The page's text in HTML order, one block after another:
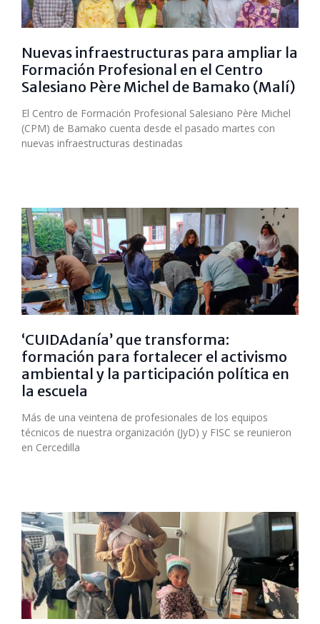
Nuevas infraestructuras para ampliar la
Formación Profesional en el Centro
Salesiano Père Michel de Bamako (Malí)
El Centro de Formación Profesional Salesiano Père Michel
(CPM) de Bamako cuenta desde el pasado martes con
nuevas infraestructuras destinadas
‘CUIDAdanía’ que transforma:
formación para fortalecer el activismo
ambiental y la participación política en
la escuela
Más de una veintena de profesionales de los equipos
técnicos de nuestra organización (JyD) y FISC se reunieron
en Cercedilla